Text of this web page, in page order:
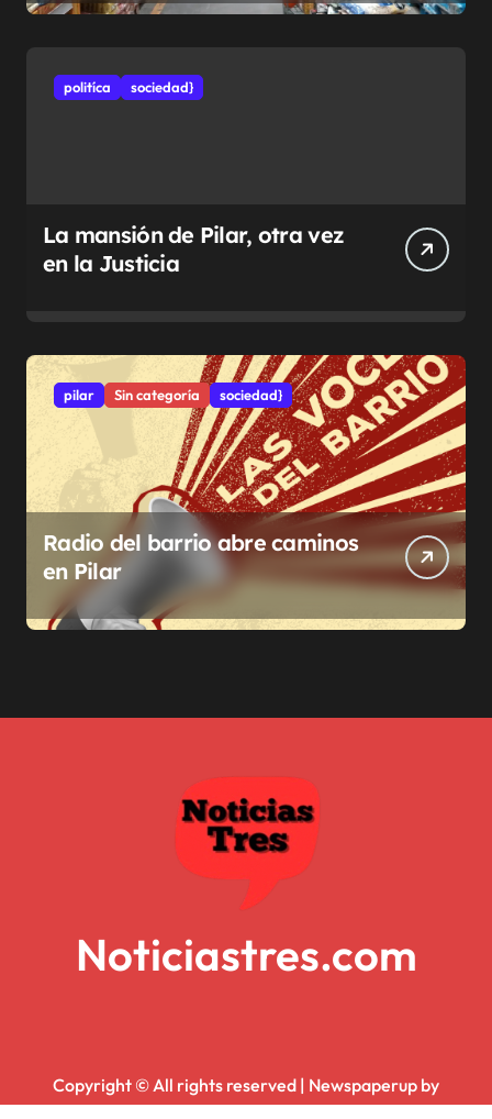
politíca sociedad}
La mansión de Pilar, otra vez
en la Justicia
pilar Sin categoría sociedad}
Radio del barrio abre caminos
en Pilar
Noticiastres.com
Copyright © All rights reserved | Newspaperup by